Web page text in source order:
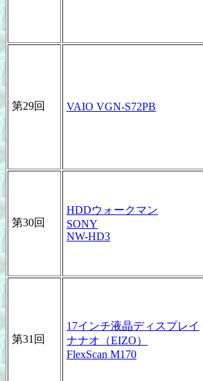
第29回 VAIO VGN-S72PB
第30回
HDDウォークマン
SONY
NW-HD3
第31回
17インチ液晶ディスプレイ
ナナオ（EIZO）
FlexScan M170